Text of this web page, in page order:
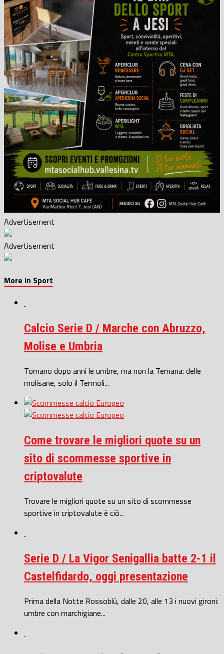
Advertisement
Advertisement
More in Sport
Calcio Serie D / Marche con Abruzzo,
Molise e Umbria
Tornano dopo anni le umbre, ma non la Ternana: delle
molisane, solo il Termoli...
Come trovare le migliori quote su un
sito di scommesse sportive in
criptovalute
Trovare le migliori quote su un sito di scommesse
sportive in criptovalute è ciò...
Serie D / La Vigor Senigallia batte 2-1 il
Castelfidardo, oggi presentazione
Prima della Notte Rossoblù, dalle 20, alle 13 i nuovi gironi:
umbre con marchigiane...